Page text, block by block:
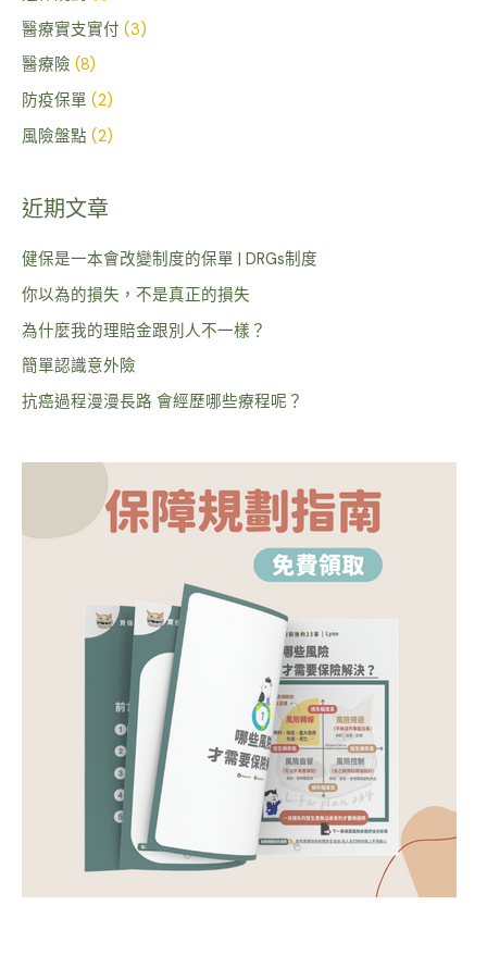
醫療實支實付 (3)
醫療險 (8)
防疫保單 (2)
風險盤點 (2)
近期文章
健保是一本會改變制度的保單 | DRGs制度
你以為的損失，不是真正的損失
為什麼我的理賠金跟別人不一樣？
簡單認識意外險
抗癌過程漫漫長路 會經歷哪些療程呢？